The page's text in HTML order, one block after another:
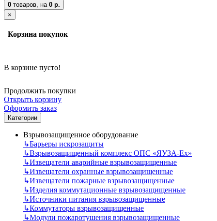
0 товаров, на 0 р.
×
Корзина покупок
В корзине пусто!
Продолжить покупки
Открыть корзину
Оформить заказ
Категории
Взрывозащищенное оборудование
↳Барьеры искрозащиты
↳Взрывозащищенный комплекс ОПС «ЯУЗА-Ех»
↳Извещатели аварийные взрывозащищенные
↳Извещатели охранные взрывозащищенные
↳Извещатели пожарные взрывозащищенные
↳Изделия коммутационные взрывозащищенные
↳Источники питания взрывозащищенные
↳Коммутаторы взрывозащищенные
↳Модули пожаротушения взрывозащищенные